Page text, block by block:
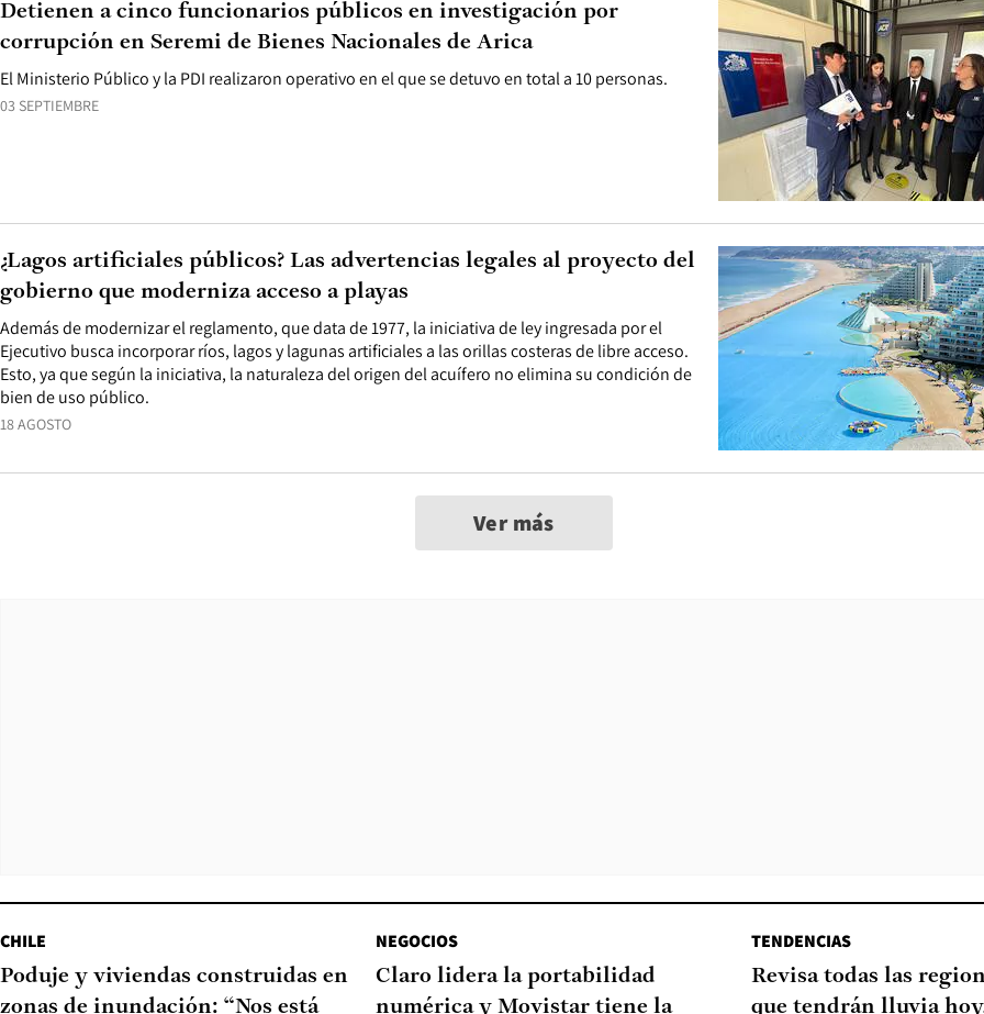
03 SEPTIEMBRE
El Ministerio Público y la PDI realizaron operativo en el que se detuvo en total a 10 personas.
Detienen a cinco funcionarios públicos en investigación por
corrupción en Seremi de Bienes Nacionales de Arica
18 AGOSTO
Además de modernizar el reglamento, que data de 1977, la iniciativa de ley ingresada por el
Ejecutivo busca incorporar ríos, lagos y lagunas artificiales a las orillas costeras de libre acceso.
Esto, ya que según la iniciativa, la naturaleza del origen del acuífero no elimina su condición de
bien de uso público.
¿Lagos artificiales públicos? Las advertencias legales al proyecto del
gobierno que moderniza acceso a playas
Ver más
CHILE
Poduje y viviendas construidas en
zonas de inundación: “Nos está
NEGOCIOS
Claro lidera la portabilidad
numérica y Movistar tiene la
TENDENCIAS
Revisa todas las
que tendrán lluvia